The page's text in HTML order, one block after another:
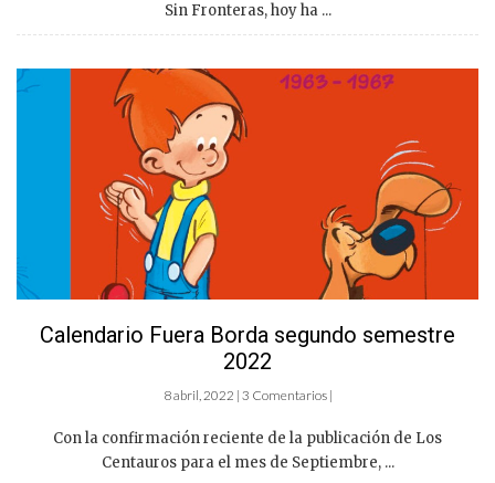
Sin Fronteras, hoy ha ...
Calendario Fuera Borda segundo semestre
2022
8 abril, 2022 | 3 Comentarios |
Con la confirmación reciente de la publicación de Los
Centauros para el mes de Septiembre, ...